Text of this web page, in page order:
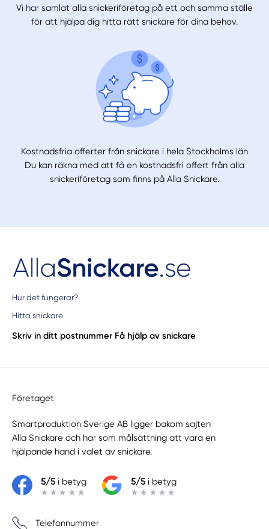
Vi har samlat alla snickeriföretag på ett och samma ställe
för att hjälpa dig hitta rätt snickare för dina behov.
Kostnadsfria offerter från snickare i hela Stockholms län
Du kan räkna med att få en kostnadsfri offert från alla
snickeriföretag som finns på Alla Snickare.
Hur det fungerar?
Hitta snickare
Skriv in ditt postnummer Få hjälp av snickare
Företaget
Smartproduktion Sverige AB ligger bakom sajten
Alla Snickare och har som målsättning att vara en
hjälpande hand i valet av snickare.
5/5i betyg 5/5i betyg
Telefonnummer